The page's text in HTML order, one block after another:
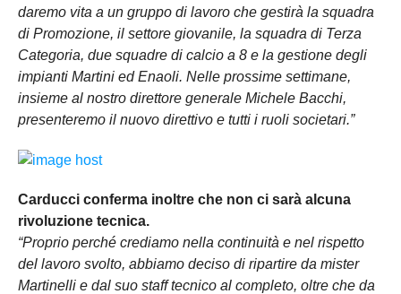
daremo vita a un gruppo di lavoro che gestirà la squadra
di Promozione, il settore giovanile, la squadra di Terza
Categoria, due squadre di calcio a 8 e la gestione degli
impianti Martini ed Enaoli. Nelle prossime settimane,
insieme al nostro direttore generale Michele Bacchi,
presenteremo il nuovo direttivo e tutti i ruoli societari.”
Carducci conferma inoltre che non ci sarà alcuna
rivoluzione tecnica.
“Proprio perché crediamo nella continuità e nel rispetto
del lavoro svolto, abbiamo deciso di ripartire da mister
Martinelli e dal suo staff tecnico al completo, oltre che da